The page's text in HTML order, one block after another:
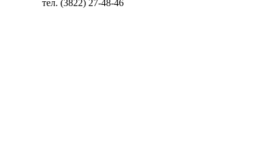
тел. (3822) 27-48-46